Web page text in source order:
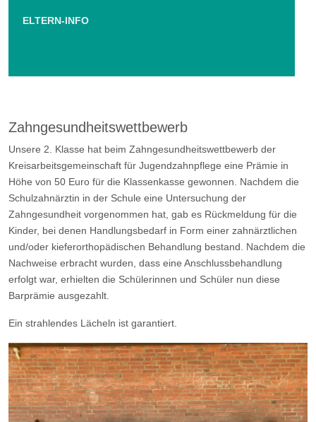
ELTERN-INFO
Zahngesundheitswettbewerb
Unsere 2. Klasse hat beim Zahngesundheitswettbewerb der
Kreisarbeitsgemeinschaft für Jugendzahnpflege eine Prämie in
Höhe von 50 Euro für die Klassenkasse gewonnen. Nachdem die
Schulzahnärztin in der Schule eine Untersuchung der
Zahngesundheit vorgenommen hat, gab es Rückmeldung für die
Kinder, bei denen Handlungsbedarf in Form einer zahnärztlichen
und/oder kieferorthopädischen Behandlung bestand. Nachdem die
Nachweise erbracht wurden, dass eine Anschlussbehandlung
erfolgt war, erhielten die Schülerinnen und Schüler nun diese
Barprämie ausgezahlt.
Ein strahlendes Lächeln ist garantiert.